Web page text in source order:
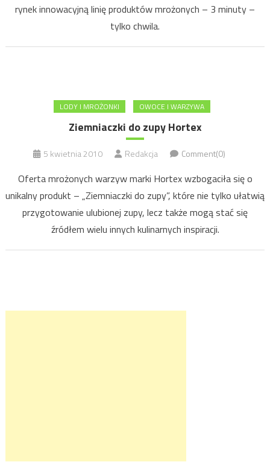
rynek innowacyjną linię produktów mrożonych – 3 minuty –
tylko chwila.
LODY I MROŻONKI OWOCE I WARZYWA
Ziemniaczki do zupy Hortex
5 kwietnia 2010 Redakcja Comment(0)
Oferta mrożonych warzyw marki Hortex wzbogaciła się o
unikalny produkt – „Ziemniaczki do zupy”, które nie tylko ułatwią
przygotowanie ulubionej zupy, lecz także mogą stać się
źródłem wielu innych kulinarnych inspiracji.